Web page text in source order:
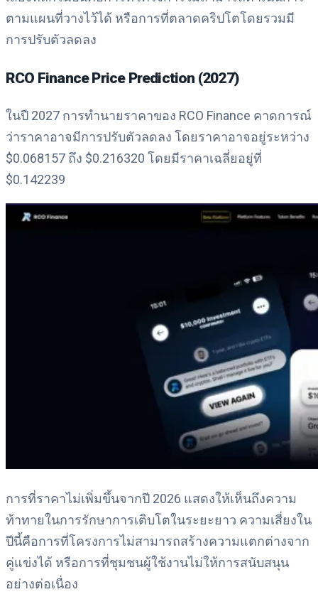
ตามแผนที่วางไว้ได้ หรือการที่ตลาดคริปโตโดยรวมมี
การปรับตัวลดลง
RCO Finance Price Prediction (2027)
ในปี 2027 การทำนายราคาของ RCO Finance คาดการณ์
ว่าราคาอาจมีการปรับตัวลดลง โดยราคาอาจอยู่ระหว่าง
$0.068157 ถึง $0.216320 โดยมีราคาเฉลี่ยอยู่ที่
$0.142239
การที่ราคาไม่เพิ่มขึ้นจากปี 2026 แสดงให้เห็นถึงความ
ท้าทายในการรักษาการเติบโตในระยะยาว ความเสี่ยงใน
ปีนี้คือการที่โครงการไม่สามารถสร้างความแตกต่างจาก
คู่แข่งได้ หรือการที่ชุมชนผู้ใช้งานไม่ให้การสนับสนุน
อย่างต่อเนื่อง